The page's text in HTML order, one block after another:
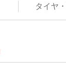
タイヤ・